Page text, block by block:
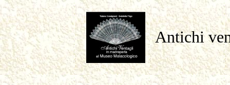
Antichi